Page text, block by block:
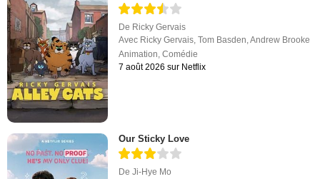
De Ricky Gervais
Avec Ricky Gervais ,Tom Basden ,Andrew Brooke
Animation ,Comédie
7 août 2026 sur Netflix
Our Sticky Love
DeJi-Hye Mo